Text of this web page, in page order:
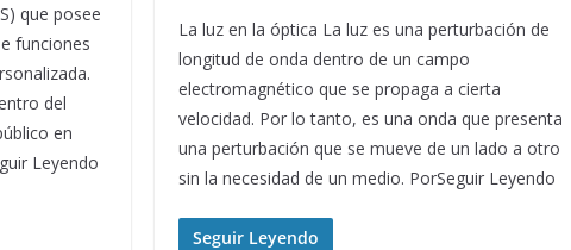
que posee
funciones
del
en
Leyendo
La luz en la óptica La luz es una perturbación de
longitud de onda dentro de un campo
electromagnético que se propaga a cierta
velocidad. Por lo tanto, es una onda que presenta
una perturbación que se mueve de un lado a otro
sin la necesidad de un medio. PorSeguir Leyendo
Seguir Leyendo